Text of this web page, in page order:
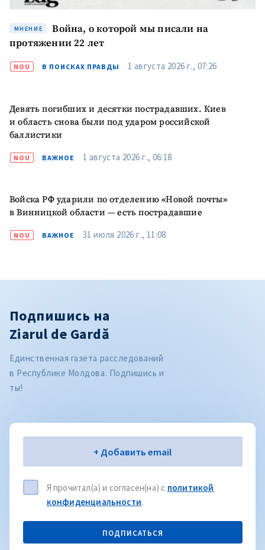
МНЕНИЕ
Война, о которой мы писали на
протяжении 22 лет
NOU В ПОИСКАХ ПРАВДЫ 1 августа 2026 г., 07:26
Девять погибших и десятки пострадавших. Киев
и область снова были под ударом российской
баллистики
NOU ВАЖНОЕ 1 августа 2026 г., 06:18
Войска РФ ударили по отделению «Новой почты»
в Винницкой области — есть пострадавшие
NOU ВАЖНОЕ 31 июля 2026 г., 11:08
Подпишись на
Ziarul de Gardă
Единственная газета расследований
в Республике Молдова. Подпишись и
ты!
Электронная почта+ Добавить email
Я прочитал(а) и согласен(на) с политикой
конфиденциальности.
ПОДПИСАТЬСЯ